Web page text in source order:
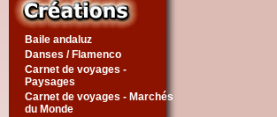
Baile andaluz
Danses / Flamenco
Carnet de voyages -
Paysages
Carnet de voyages - Marchés
du Monde